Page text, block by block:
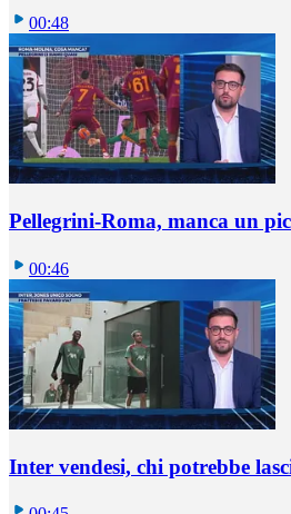
00:48
Pellegrini-Roma, manca un
00:46
Inter vendesi, chi potrebbe